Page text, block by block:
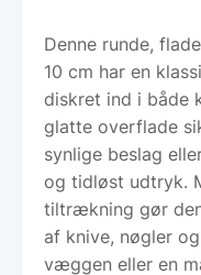
Denne runde,
10 cm har en
diskret ind i både
glatte overflade
synlige beslag
og tidløst udtryk.
tiltrækning gør
af knive, nøgler
væggen eller en